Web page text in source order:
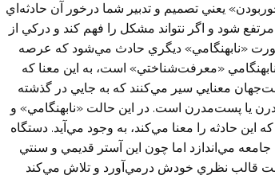
يعني تصميم و تدبير شما درخور آن حادثه‌اي
شود و اگر نتواند مشكل را فهم كند و دركي از
صورت «نابهنگامي» ديگري حادث مي‌شود كه عرصه
«معرفت‌شناختي» است، به اين معنا كه
معنايي سير مي‌كنند كه به جايي در گذشته
يا پست‌مدرن است. در اين حالت «نابهنگامي» و
حادثه را معنا مي‌كند، به وجود مي‌آيد. دستگاه
جامعه مي‌اندازد اما چون اين آستر قديمي و سنتي
قالب نظري خودش درمي‌آورد و تلاش مي‌كند